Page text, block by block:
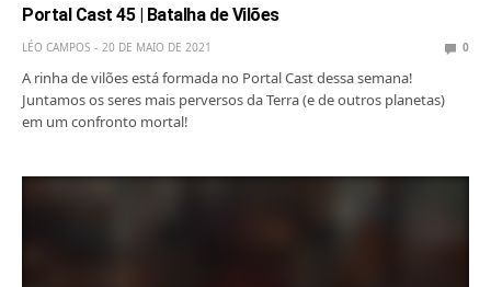
Portal Cast 45 | Batalha de Vilões
LÉO CAMPOS 20 DE MAIO DE 2021 0
A rinha de vilões está formada no Portal Cast dessa semana!
Juntamos os seres mais perversos da Terra (e de outros planetas)
em um confronto mortal!